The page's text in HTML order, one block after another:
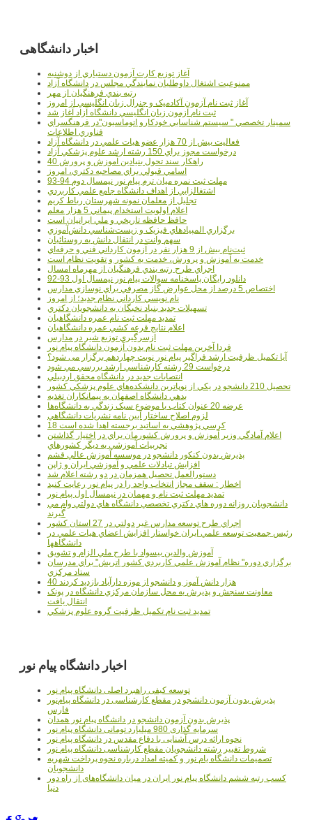
اخبار دانشگاهی
آغاز توزيع کارت آزمون دستياري از دوشنبه
ممنوعيت اشتغال داوطلبان نمايندگي مجلس در دانشگاه آزاد
رتبه بندي فرهنگيان از مهر
آغاز ثبت نام آزمون آکادميک و جنرال زبان انگليسي از امروز
ثبت نام آزمون زبان انگليسي دانشگاه آزاد آغاز شد
سمينار تخصصي " سيستم شناسايي خودکارو اتوماسيون"در فرهنگسراي
فناوري اطلاعات
فعاليت بيش از 70 هزار عضو هيات علمي در دانشگاه آزاد
درخواست مجوز براي 150 رشته ارشد علوم پزشکي آزاد
40 راهکار سند تحول بنيادين آموزش و پرورش
اسامي قبولي براي مصاحبه دکتري، امروز
مهلت ثبت نمره میان ترم پیام نور نیمسال دوم 94-93
اشتغالزايي از اهداف دانشگاه جامع علمي کاربردي
تجليل از معلمان نمونه شهرستان رباط کريم
اعلام اولويت استخدام پيماني 5 هزار معلم
حافظ حافظه تاريخي و ملي ايرانيان است
برگزاري المپيادهاي فيزيک و زيست‌شناسي دانش‌آموزي
سهم وانت در انتقال دانش به روستائيان
ثبت‌نام بيش از 9 هزار نفر در آزمون کارداني فني و حرفه‌اي
خدمت به آموزش و پرورش، خدمت به کشور و تقويت نظام است
اجراي طرح رتبه بندي فرهنگيان از مهرماه امسال
دانلود رایگان پاسخنامه سوالات پیام نور نیمسال اول 93-92
اختصاص 5 درصد از محل عوارض گاز مصرفي براي نوسازي مدارس
نام نويسي کارداني نظام جديد؛ از امروز
تسهيلات جديد بنياد نخبگان به دانشجويان دکتري
تمديد مهلت ثبت نام عمره دانشگاهيان
اعلام نتايج قرعه کشي عمره دانشگاهيان
ازسرگيري توزيع شير در مدارس
فردا آخرین مهلت ثبت نام بدون آزمون دانشگاه پیام نور
آیا تکمیل ظرفیت ارشد فراگیر پیام نور نوبت چهاردهم برگزار می شود؟
درخواست 29 رشته کارشناسي ارشد بررسي مي شود
انتصابات جديد در دانشگاه محقق اردبيلي
تحصيل 210 دانشجو در يکي از نوپاترين دانشکده‌هاي علوم پزشکي کشور
بدهي دانشگاه اصفهان به پيمانکاران تغذيه
عرضه 20 عنوان کتاب با موضوع سبک زندگي به دانشگاه‌ها
لزوم اصلاح ساختار آيين نامه نشريات دانشگاهي
18 کرسي پژوهشي به اساتيد برجسته اهدا شده است
اعلام آمادگي وزير آموزش و پرورش کشورمان براي در اختيار گذاشتن
تجربيات آموزشي به ديگر کشورهاي
پذيرش بدون کنکور دانشجو در موسسه آموزش عالي قشم
افزايش تبادلات علمي و آموزشي ايران و ژاپن
دستورالعمل تحصیل همزمان در دو رشته اعلام شد
اخطار : سقف مجاز انتخاب واحد را در پیام نور رعایت کنید
تمدید مهلت ثبت نام و مهمان در نیمسال اول پیام نور
دانشجويان روزانه دوره هاي دكتري تخصصي دانشگاه هاي دولتي وام مي
گيرند
اجراي طرح توسعه مدارس غير دولتي در 27 استان کشور
رئيس جمعيت توسعه علمي ايران خواستار افزايش اعضاي هيات علمي در
دانشگاهها
آموزش والدين بيسواد با طرح ملي الزام و تشويق
برگزاري دوره" نظام آموزش علمي كاربردي كشور اتريش" براي مدرسان
ستاد مرکزي
40 هزار دانش آموز و دانشجو از موزه دارآباد بازديد کردند
معاونت سنجش و پذيرش به محل سازمان مرکزي دانشگاه در پونک
انتقال يافت
تمديد ثبت نام تکميل ظرفيت گروه علوم پزشکي
اخبار دانشگاه پیام نور
توسعه کیفی راهبرد اصلی دانشگاه پیام نور
پذیرش بدون آزمون دانشجو در مقطع کارشناسی در دانشگاه پیام‌نور
فارس
پذیرش بدون آزمون دانشجو در دانشگاه پیام نور همدان
سرمایه گذاری 980 میلیارد تومانی دانشگاه پیام نور
نحوه ارائه درس آشنایی با دفاع مقدس در دانشگاه پیام نور
شروط تغییر رشته دانشجویان مقطع کارشناسی دانشگاه پیام نور
تصمیمات دانشگاه یام نور و کمیته امداد درباره نحوه پرداخت شهریه
دانشجویان
کسب رتبه ششم دانشگاه پیام نور ایران در میان دانشگاه‌های از راه دور
دنیا